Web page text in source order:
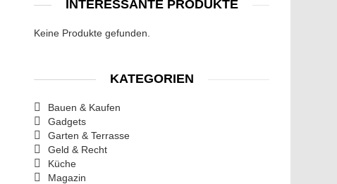
INTERESSANTE PRODUKTE
Keine Produkte gefunden.
KATEGORIEN
Bauen & Kaufen
Gadgets
Garten & Terrasse
Geld & Recht
Küche
Magazin